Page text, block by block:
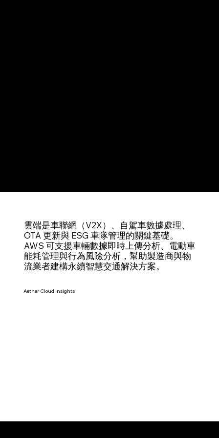
雲端是車聯網（V2X）、自駕車數據處理、
OTA 更新與 ESG 車隊管理的關鍵基礎。
AWS 可支援車輛數據即時上傳分析、電動車
能耗管理與行為風險分析，幫助製造商與物
流業者建構永續智慧交通解決方案。
Aether Cloud Insights